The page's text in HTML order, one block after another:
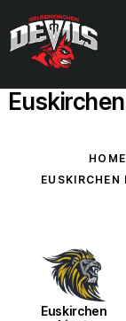
HOME
Euskirchen